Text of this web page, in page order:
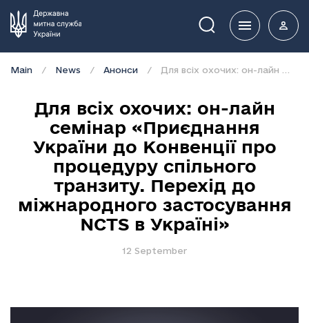
Пошук
Main News Анонси
Для всіх охочих: он-лайн
семінар «Приєднання
України до Конвенції про
процедуру спільного
транзиту. Перехід до
міжнародного застосування
NCTS в Україні»
12 September